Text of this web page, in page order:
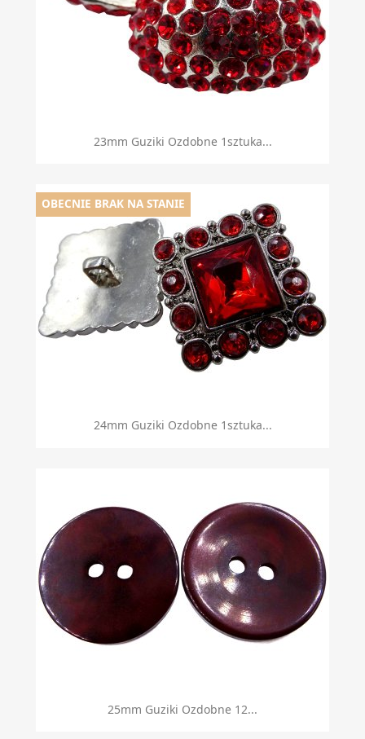
23mm Guziki Ozdobne 1sztuka...
24mm Guziki Ozdobne 1sztuka...
OBECNIE BRAK NA STANIE
25mm Guziki Ozdobne 12...